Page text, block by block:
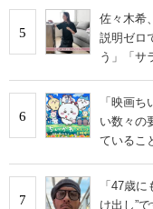
5
佐々木希
説明ゼロ
う」「サ
6
「映画
い数々の
ているこ
7
「47歳
け出し”